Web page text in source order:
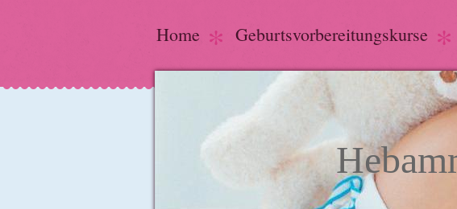
Home Geburtsvorbereitungskurse